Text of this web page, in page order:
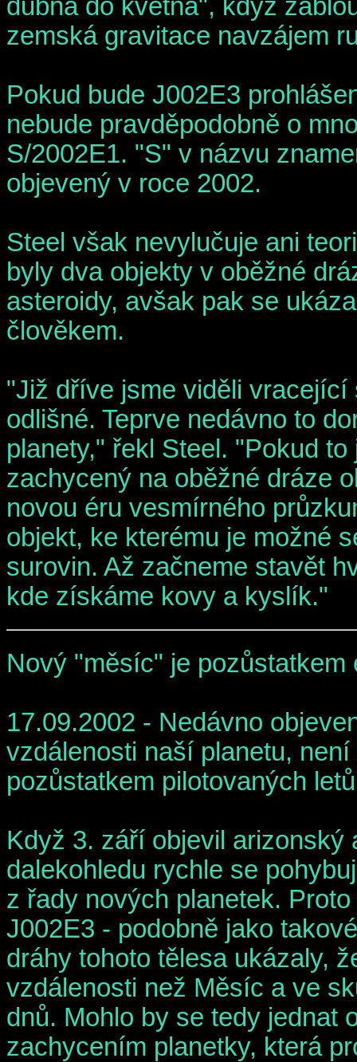
dubna do května", když
zemská gravitace navzájem
Pokud bude J002E3
nebude pravděpodobně o
S/2002E1. "S" v názvu
objevený v roce 2002.
Steel však nevylučuje ani
byly dva objekty v oběžné
asteroidy, avšak pak se
člověkem.
"Již dříve jsme viděli
odlišné. Teprve nedávno to
planety," řekl Steel. "Pokud
zachycený na oběžné dráze
novou éru vesmírného
objekt, ke kterému je možné
surovin. Až začneme stavět
kde získáme kovy a kyslík."
Nový "měsíc" je pozůstatkem
17.09.2002 - Nedávno
vzdálenosti naší planetu,
pozůstatkem pilotovaných
Když 3. září objevil arizonský
dalekohledu rychle se
z řady nových planetek.
J002E3 - podobně jako
dráhy tohoto tělesa ukázaly,
vzdálenosti než Měsíc a ve
dnů. Mohlo by se tedy jednat
zachycením planetky, která